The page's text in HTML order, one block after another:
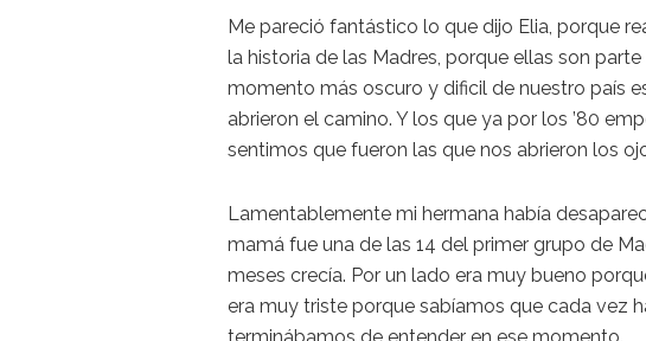
Me pareció fantástico lo que dijo Elia, porque
la historia de las Madres, porque ellas son
momento más oscuro y dificil de nuestro país
abrieron el camino. Y los que ya por los ’80
sentimos que fueron las que nos abrieron los
Lamentablemente mi hermana había
mamá fue una de las 14 del primer grupo de
meses crecía. Por un lado era muy bueno
era muy triste porque sabíamos que cada vez